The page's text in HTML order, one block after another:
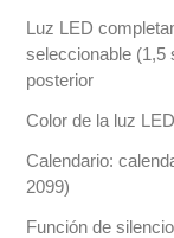
Luz LED
seleccionable (1,5
posterior
Color de la luz
Calendario:
2099)
Función de